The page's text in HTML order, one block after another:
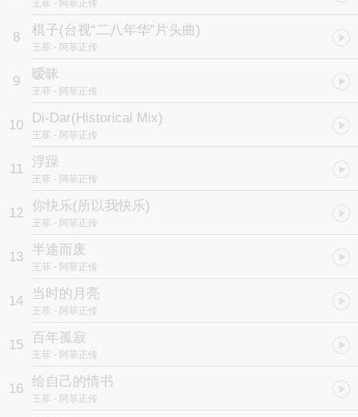
王菲 - 阿菲正传
8 棋子(台视“二八年华”片头曲)
王菲 - 阿菲正传
9 暧昧
王菲 - 阿菲正传
10 Di-Dar(Historical Mix)
王菲 - 阿菲正传
11 浮躁
王菲 - 阿菲正传
12 你快乐(所以我快乐)
王菲 - 阿菲正传
13 半途而废
王菲 - 阿菲正传
14 当时的月亮
王菲 - 阿菲正传
15 百年孤寂
王菲 - 阿菲正传
16 给自己的情书
王菲 - 阿菲正传